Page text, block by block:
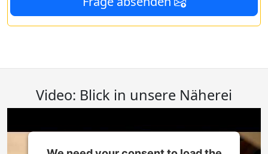
Video: Blick in unsere Näherei